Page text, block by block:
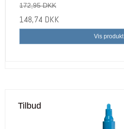
172,95 DKK
148,74 DKK
Vis produkt
Tilbud